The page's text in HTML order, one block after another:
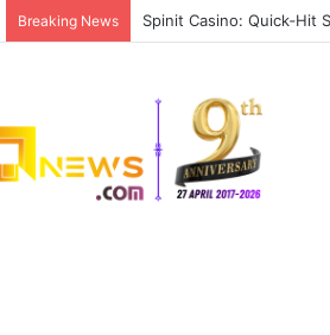
Breaking News Spinit Casino: Quick‑Hit